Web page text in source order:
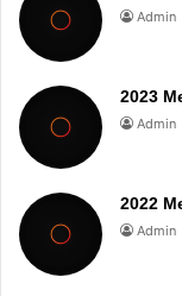
Admin
2023
Admin
2022
Admin